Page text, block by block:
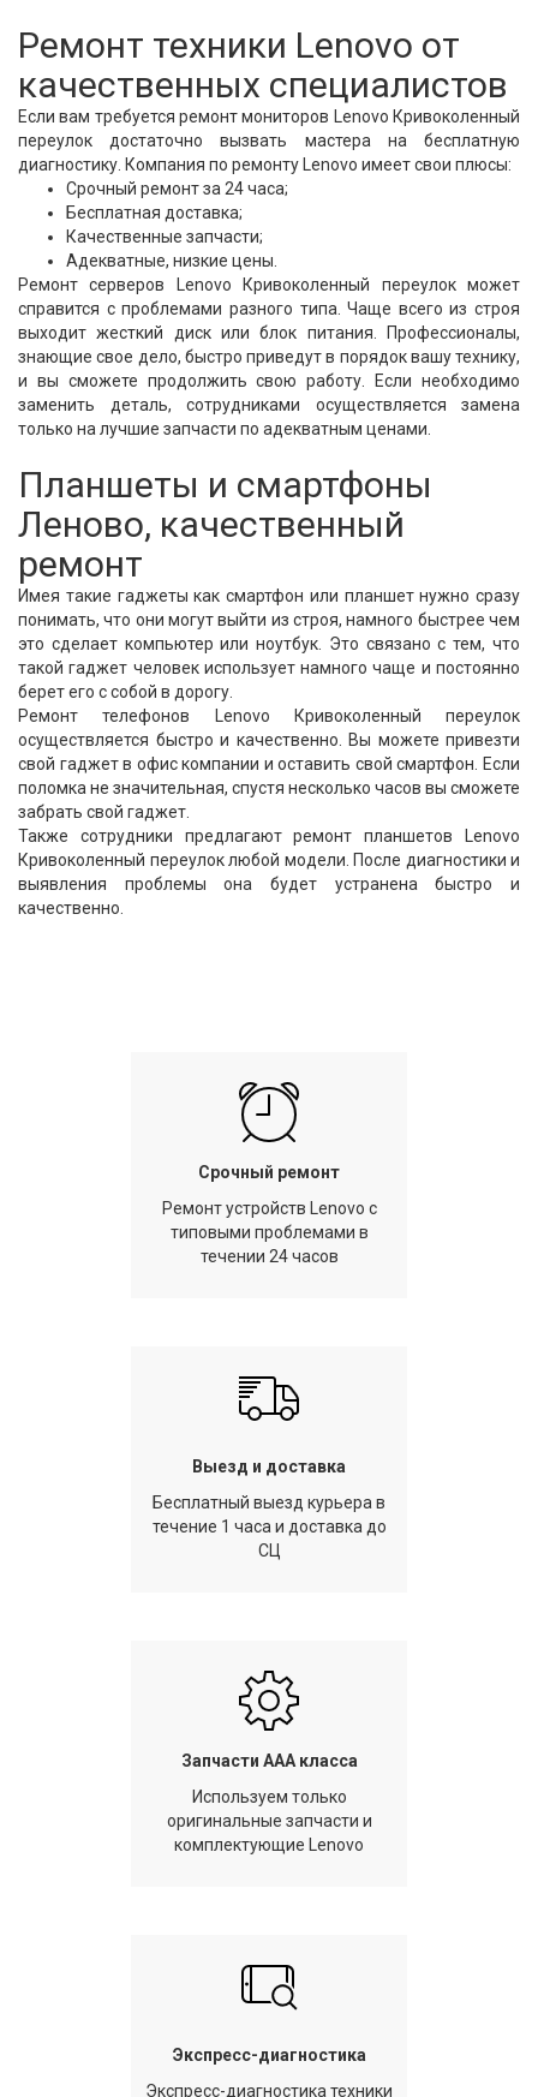
Ремонт техники Lenovo от
качественных специалистов
Если вам требуется ремонт мониторов Lenovo Кривоколенный
переулок достаточно вызвать мастера на бесплатную
диагностику. Компания по ремонту Lenovo имеет свои плюсы:
Срочный ремонт за 24 часа;
Бесплатная доставка;
Качественные запчасти;
Адекватные, низкие цены.
Ремонт серверов Lenovo Кривоколенный переулок может
справится с проблемами разного типа. Чаще всего из строя
выходит жесткий диск или блок питания. Профессионалы,
знающие свое дело, быстро приведут в порядок вашу технику,
и вы сможете продолжить свою работу. Если необходимо
заменить деталь, сотрудниками осуществляется замена
только на лучшие запчасти по адекватным ценами.
Планшеты и смартфоны
Леново, качественный
ремонт
Имея такие гаджеты как смартфон или планшет нужно сразу
понимать, что они могут выйти из строя, намного быстрее чем
это сделает компьютер или ноутбук. Это связано с тем, что
такой гаджет человек использует намного чаще и постоянно
берет его с собой в дорогу.
Ремонт телефонов Lenovo Кривоколенный переулок
осуществляется быстро и качественно. Вы можете привезти
свой гаджет в офис компании и оставить свой смартфон. Если
поломка не значительная, спустя несколько часов вы сможете
забрать свой гаджет.
Также сотрудники предлагают ремонт планшетов Lenovo
Кривоколенный переулок любой модели. После диагностики и
выявления проблемы она будет устранена быстро и
качественно.
Срочный ремонт
Ремонт устройств Lenovo с
типовыми проблемами в
течении 24 часов
Выезд и доставка
Бесплатный выезд курьера в
течение 1 часа и доставка до
СЦ
Запчасти AAA класса
Используем только
оригинальные запчасти и
комплектующие Lenovo
Экспресс-диагностика
Экспресс-диагностика техники